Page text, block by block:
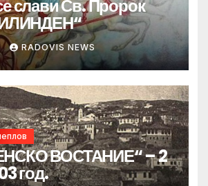
слави Св. Пророк
RADOVIS NEWS
ВОСТАНИЕ“ – 2
год.